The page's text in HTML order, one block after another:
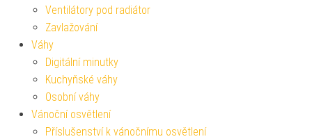
Ventilátory pod radiátor
Zavlažování
Váhy
Digitální minutky
Kuchyňské váhy
Osobní váhy
Vánoční osvětlení
Příslušenství k vánočnímu osvětlení